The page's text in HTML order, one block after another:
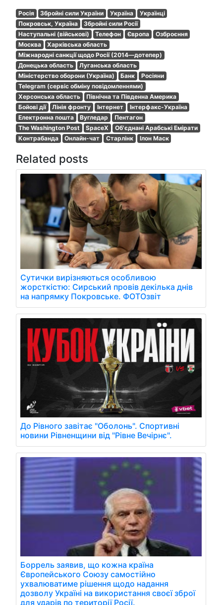
Росія Збройні сили України Україна
Українці
Покровськ, Україна
Збройні сили Росії
Наступальні (військові)
Телефон Європа
Озброєння
Москва
Харківська область
Міжнародні санкції щодо Росії (2014—дотепер)
Донецька область
Луганська область
Міністерство оборони (Україна)
Банк
Росіяни
Telegram (сервіс обміну повідомленнями)
Херсонська область
Північна та Південна Америка
Бойові дії
Лінія фронту Інтернет
Інтерфакс-Україна
Електронна пошта
Вугледар
Пентагон
The Washington Post
SpaceX
Об'єднані Арабські Емірати
Контрабанда
Онлайн-чат Старлінк Ілон Маск
Related posts
Сутички вирізняються особливою
жорсткістю: Сирський провів декілька днів
на напрямку Покровське. ФОТОзвіт
До Рівного завітає "Оболонь". Спортивні
новини Рівненщини від "Рівне Вечірнє".
Боррель заявив, що кожна країна
Європейського Союзу самостійно
ухвалюватиме рішення щодо надання
дозволу Україні на використання своєї зброї
для ударів по території Росії.